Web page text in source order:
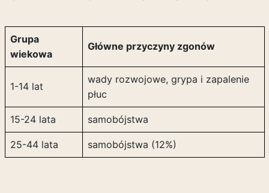
Grupa
wiekowa
Główne przyczyny zgonów
1-14 lat
wady rozwojowe, grypa i zapalenie
płuc
15-24 lata samobójstwa
25-44 lata samobójstwa (12%)